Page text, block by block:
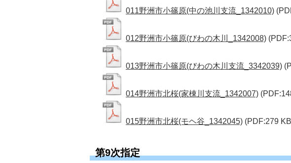
011野洲市小篠原(中の池川支流_1342010)
012野洲市小篠原(びわの木川_1342008)
013野洲市小篠原(びわの木川支流_3342039)
014野洲市北桜(家棟川支流_1342007)
015野洲市北桜(モヘ谷_1342045) (PDF:279
第9次指定